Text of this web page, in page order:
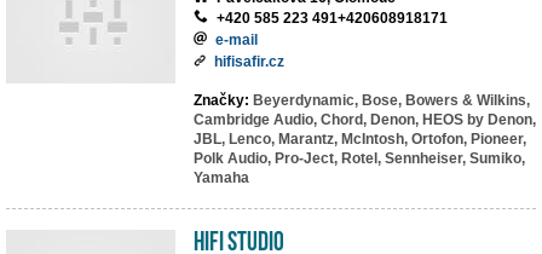
+420 585 223 491+420608918171
e-mail
hifisafir.cz
Značky: Beyerdynamic, Bose, Bowers & Wilkins,
Cambridge Audio, Chord, Denon, HEOS by Denon,
JBL, Lenco, Marantz, McIntosh, Ortofon, Pioneer,
Polk Audio, Pro-Ject, Rotel, Sennheiser, Sumiko,
Yamaha
HiFi Studio